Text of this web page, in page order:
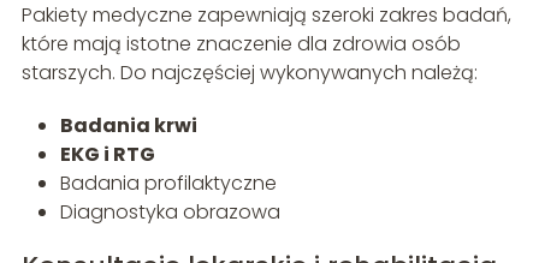
Pakiety medyczne zapewniają szeroki zakres badań,
które mają istotne znaczenie dla zdrowia osób
starszych. Do najczęściej wykonywanych należą:
Badania krwi
EKG i RTG
Badania profilaktyczne
Diagnostyka obrazowa